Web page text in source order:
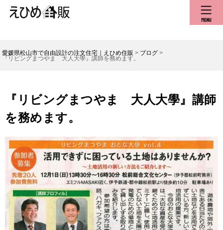
愛媛県松山市で自由設計の注文住宅｜えひめ住販 > ブログ >
『リビングまつやま 大人大學』講師を務めます。
『リビングまつやま 大人大學』講師
を務めます。